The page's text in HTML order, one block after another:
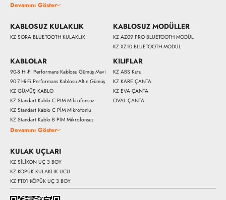
Devamını Göster
KABLOSUZ KULAKLIK
KZ SORA BLUETOOTH KULAKLIK
KABLOSUZ MODÜLLER
KZ AZ09 PRO BLUETOOTH MODÜL
KZ XZ10 BLUETOOTH MODÜL
KABLOLAR
90-8 Hi-Fi Performans Kablosu Gümüş Mavi
90-7 Hi-Fi Performans Kablosu Altın Gümüş
KZ GÜMÜŞ KABLO
KZ Standart Kablo C PİM Mikrofonsuz
KZ Standart Kablo C PİM Mikrofonlu
KZ Standart Kablo B PİM Mikrofonsuz
Devamını Göster
KILIFLAR
KZ ABS Kutu
KZ KARE ÇANTA
KZ EVA ÇANTA
OVAL ÇANTA
KULAK UÇLARI
KZ SİLİKON UÇ 3 BOY
KZ KÖPÜK KULAKLIK UCU
KZ FT01 KÖPÜK UÇ 3 BOY